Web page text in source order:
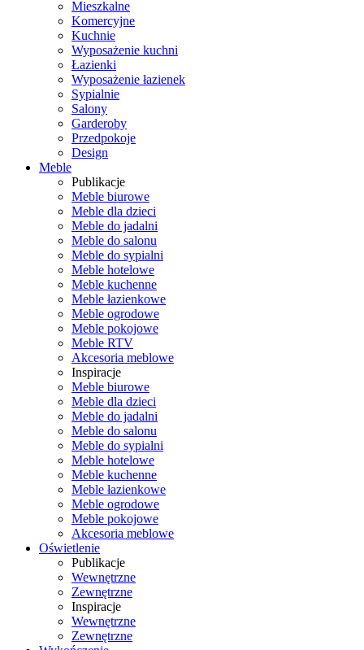
Mieszkalne
Komercyjne
Kuchnie
Wyposażenie kuchni
Łazienki
Wyposażenie łazienek
Sypialnie
Salony
Garderoby
Przedpokoje
Design
Meble
Publikacje
Meble biurowe
Meble dla dzieci
Meble do jadalni
Meble do salonu
Meble do sypialni
Meble hotelowe
Meble kuchenne
Meble łazienkowe
Meble ogrodowe
Meble pokojowe
Meble RTV
Akcesoria meblowe
Inspiracje
Meble biurowe
Meble dla dzieci
Meble do jadalni
Meble do salonu
Meble do sypialni
Meble hotelowe
Meble kuchenne
Meble łazienkowe
Meble ogrodowe
Meble pokojowe
Akcesoria meblowe
Oświetlenie
Publikacje
Wewnętrzne
Zewnętrzne
Inspiracje
Wewnętrzne
Zewnętrzne